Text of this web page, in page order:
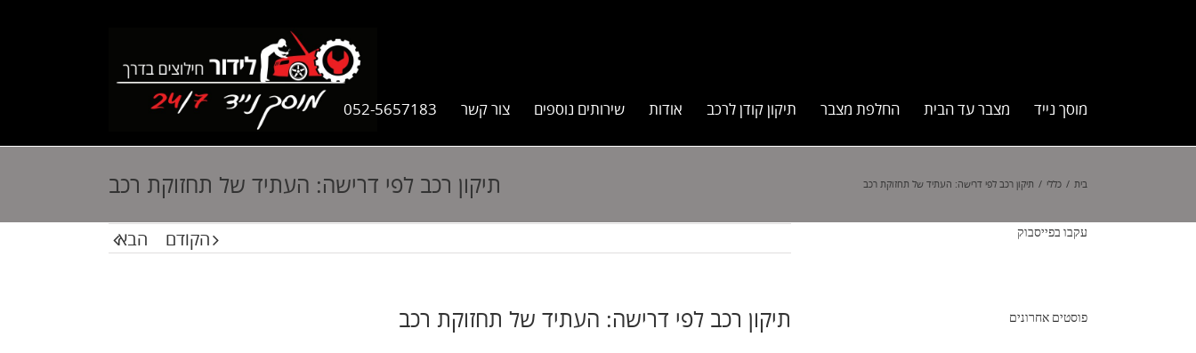
מוסך נייד מצבר עד הבית החלפת מצבר תיקון קודן לרכב אודות שירותים נוספים צור קשר 052-5657183
תיקון רכב לפי דרישה: העתיד של תחזוקת רכב בית / כללי / תיקון רכב לפי דרישה: העתיד של תחזוקת רכב
הקודם הבא
תיקון רכב לפי דרישה: העתיד של תחזוקת רכב
עקבו בפייסבוק
פוסטים אחרונים